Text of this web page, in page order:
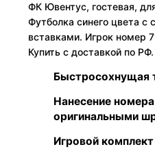
ФК Ювентус, гостевая,
Футболка синего цвета с
вставками. Игрок номер
Купить с доставкой по РФ.
Быстросохнущая
Нанесение
оригинальными
Игровой